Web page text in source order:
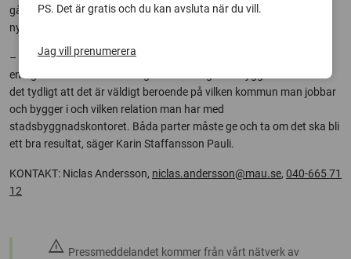
går det inte eftersom det inte är lika strömlinjeformat som ett
nybygge, säger Niclas Andersson.
– Ett konkret exempel är man ibland blir tvungen att tulla på vissa
energikrav eftersom de inte går att lösa i gamla byggnader. Här är
det tydligt att det är väldigt beroende på vilken kommun man jobbar
och bygger i och vilken relation man har med
stadsbyggnadskontoret. Båda parter måste ge och ta om det ska bli
ett bra resultat, säger Karin Staffansson Pauli.
KONTAKT: Niclas Andersson, niclas.andersson@mau.se, 040-665 71
12
warning Pressmeddelandet kommer från vårt nätverk av
PS. Det är gratis och du kan avsluta när du vill.
Jag vill prenumerera